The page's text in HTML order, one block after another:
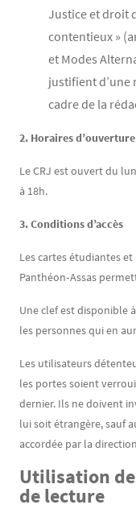
Justice et droit
contentieux »
et Modes
justifient d’une
cadre de la
2. Horaires d’ouverture
Le CRJ est ouvert du
à 18h.
3. Conditions d’accès
Les cartes étudiantes
Panthéon‐Assas
Une clef est disponible
les personnes qui en
Les utilisateurs
les portes soient
dernier. Ils ne doivent
lui soit étrangère, sauf
accordée par la
Utilisation
de lecture